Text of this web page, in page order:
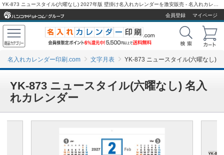
会員登録
マイページ
名入れカレンダー印刷.com 文字月表 YK-873 ニュースタイル(六曜なし)
YK-873 ニュースタイル(六曜なし) 名入
れカレンダー